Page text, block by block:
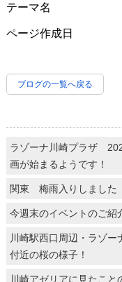
テーマ名
ページ作成日
ブログの一覧へ戻る
ラゾーナ川崎プラザ
画が始まるようです！
関東 梅雨入りしました
今週末のイベントのご紹
川崎駅西口周辺・ラゾ
付近の桜の様子！
川崎アゼリアに見たこと